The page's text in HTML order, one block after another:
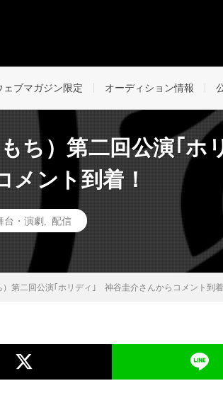
ェブマガジン限定 オーディション情報
）第二回公演｢ホ
ント到着！
台・演劇 配信
第二回公演｢ホリディ｣ 神谷圭介さんからコメント到着